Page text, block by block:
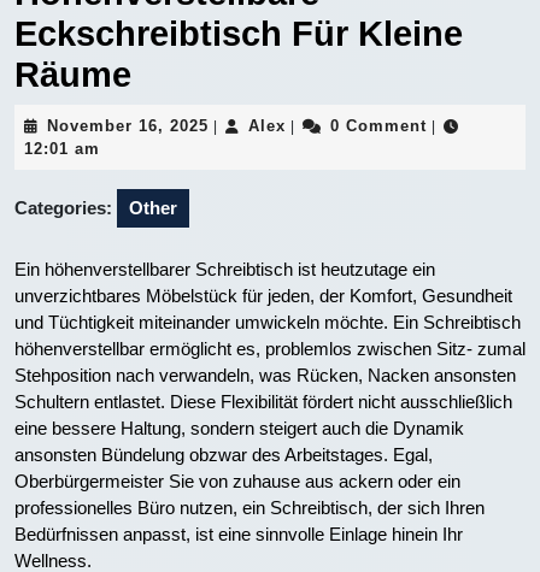
Eckschreibtisch Für Kleine
Räume
November 16, 2025 November
Alex Alex 0 Comment
12:01 am
Categories: Other
Ein höhenverstellbarer Schreibtisch ist heutzutage ein
unverzichtbares Möbelstück für jeden, der Komfort, Gesundheit
und Tüchtigkeit miteinander umwickeln möchte. Ein Schreibtisch
höhenverstellbar ermöglicht es, problemlos zwischen Sitz- zumal
Stehposition nach verwandeln, was Rücken, Nacken ansonsten
Schultern entlastet. Diese Flexibilität fördert nicht ausschließlich
eine bessere Haltung, sondern steigert auch die Dynamik
ansonsten Bündelung obzwar des Arbeitstages. Egal,
Oberbürgermeister Sie von zuhause aus ackern oder ein
professionelles Büro nutzen, ein Schreibtisch, der sich Ihren
Bedürfnissen anpasst, ist eine sinnvolle Einlage hinein Ihr
Wellness.